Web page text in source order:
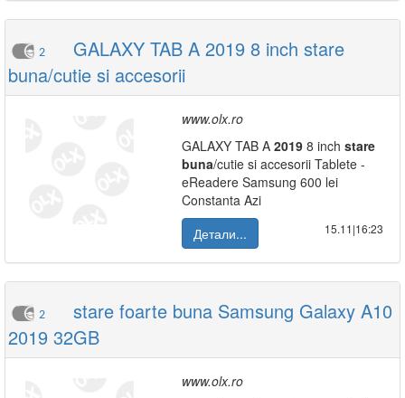
2
GALAXY TAB A 2019 8 inch stare
buna/cutie si accesorii
www.olx.ro
GALAXY TAB A 2019 8 inch stare
buna/cutie si accesorii Tablete -
eReadere Samsung 600 lei
Constanta Azi
Детали...
15.11|16:23
2
stare foarte buna Samsung Galaxy A10
2019 32GB
www.olx.ro